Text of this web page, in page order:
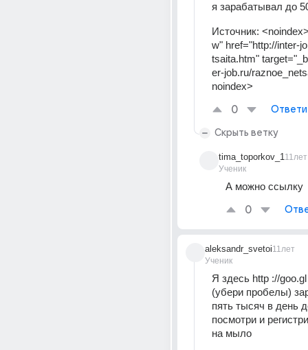
я зарабатывал до
Источник:
w" href="http://inter-
tsaita.htm"
er-job.ru/
noindex>
0
Скрыть ветку
tima_toporkov_1
Ученик
11лет
А можно ссылку
0
aleksandr_svetoi
Ученик
11лет
Я здесь http ://
(убери пробелы)
пять тысяч в день
посмотри и
на мыло